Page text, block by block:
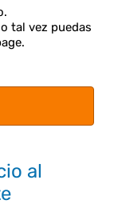
tal vez puedas
al